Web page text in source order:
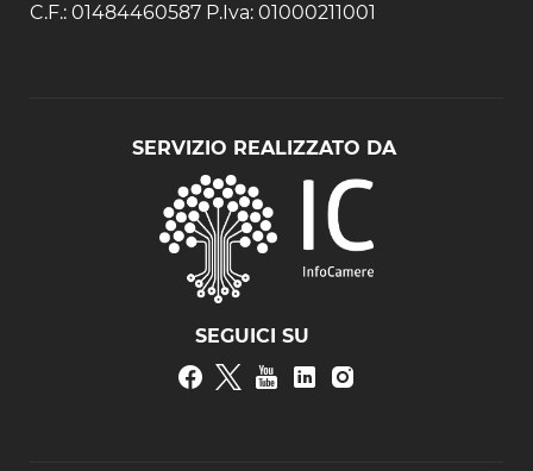
C.F.: 01484460587 P.Iva: 01000211001
SERVIZIO REALIZZATO DA
SEGUICI SU